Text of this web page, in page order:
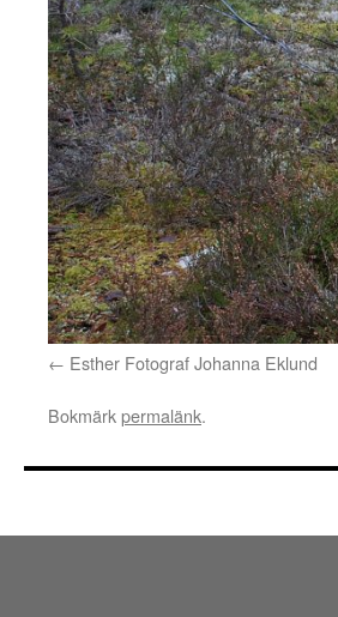
Esther Fotograf Johanna Eklund
Bokmärkpermalänk.